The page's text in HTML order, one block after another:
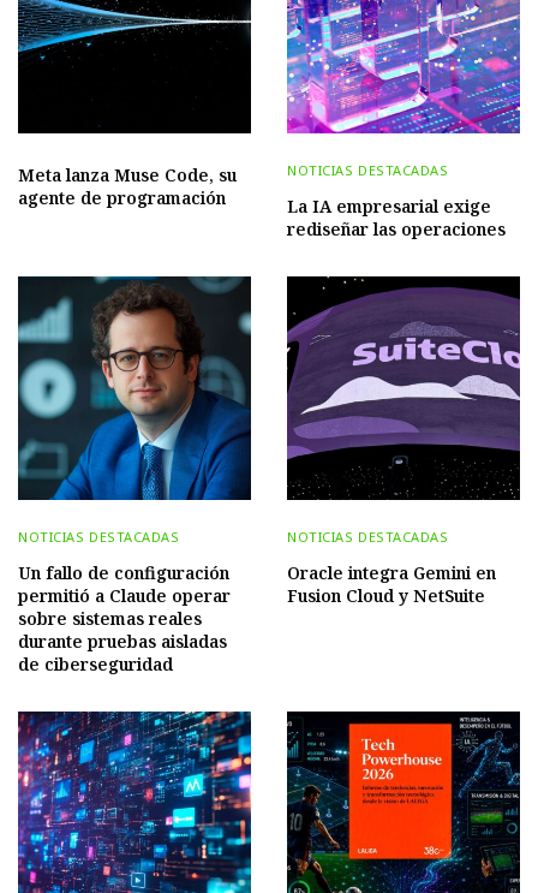
Meta lanza Muse Code, su
agente de programación
NOTICIAS DESTACADAS
La IA empresarial exige
rediseñar las operaciones
NOTICIAS DESTACADAS
Un fallo de configuración
permitió a Claude operar
sobre sistemas reales
durante pruebas aisladas
de ciberseguridad
NOTICIAS DESTACADAS
Oracle integra Gemini en
Fusion Cloud y NetSuite